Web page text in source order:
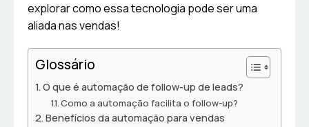
explorar como essa tecnologia pode ser uma
aliada nas vendas!
Glossário
O que é automação de follow-up de leads?
Como a automação facilita o follow-up?
Benefícios da automação para vendas